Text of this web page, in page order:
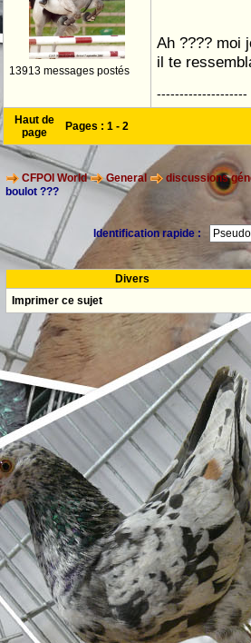
13913 messages postés
Ah ???? moi
il te
--------------------
Haut de
page
Pages : 1 - 2
CFPOI World General discussions
boulot ???
Identification rapide :
Divers
Imprimer ce sujet